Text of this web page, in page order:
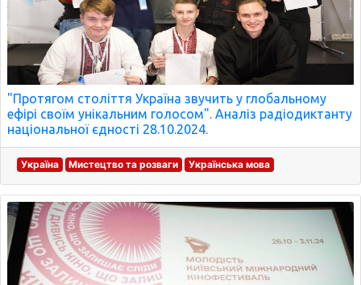
"Протягом століття Україна звучить у глобальному
ефірі своїм унікальним голосом". Аналіз радіодиктанту
національної єдності 28.10.2024.
Україна Мистецтво та розваги Українська мова